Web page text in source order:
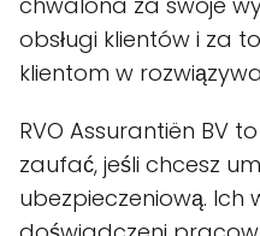
obsługi klientów i za
klientom w
RVO Assurantiën BV
zaufać, jeśli chcesz
ubezpieczeniową. Ich